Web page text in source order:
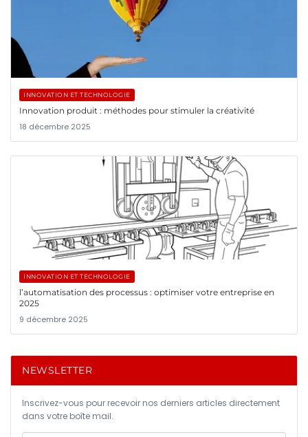
INNOVATION ET TECHNOLOGIE
Innovation produit : méthodes pour stimuler la créativité
18 décembre 2025
INNOVATION ET TECHNOLOGIE
l’automatisation des processus : optimiser votre entreprise en
2025
9 décembre 2025
NEWSLETTER
Inscrivez-vous pour recevoir nos derniers articles directement
dans votre boîte mail.